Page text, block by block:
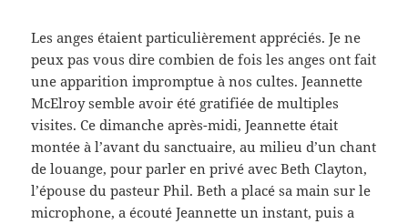
Les anges étaient particulièrement appréciés. Je ne
peux pas vous dire combien de fois les anges ont fait
une apparition impromptue à nos cultes. Jeannette
McElroy semble avoir été gratifiée de multiples
visites. Ce dimanche après-midi, Jeannette était
montée à l’avant du sanctuaire, au milieu d’un chant
de louange, pour parler en privé avec Beth Clayton,
l’épouse du pasteur Phil. Beth a placé sa main sur le
microphone, a écouté Jeannette un instant, puis a